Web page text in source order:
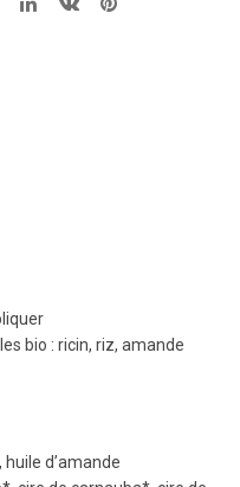
bio : ricin, riz, amande
d’amande